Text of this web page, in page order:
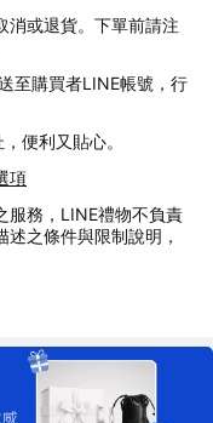
消或退貨。下單前請注
至購買者LINE帳號，行
便利又貼心。
項
服務，LINE禮物不負責
之條件與限制說明，